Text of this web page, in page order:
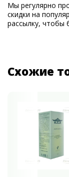
Мы регулярно
скидки на
рассылку, чтобы
Схожие